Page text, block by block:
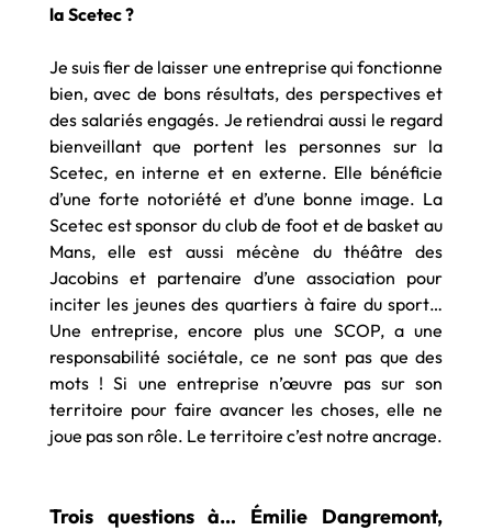
la Scetec ?
Je suis fier de laisser une entreprise qui fonctionne
bien, avec de bons résultats, des perspectives et
des salariés engagés. Je retiendrai aussi le regard
bienveillant que portent les personnes sur la
Scetec, en interne et en externe. Elle bénéficie
d’une forte notoriété et d’une bonne image. La
Scetec est sponsor du club de foot et de basket au
Mans, elle est aussi mécène du théâtre des
Jacobins et partenaire d’une association pour
inciter les jeunes des quartiers à faire du sport…
Une entreprise, encore plus une SCOP, a une
responsabilité sociétale, ce ne sont pas que des
mots ! Si une entreprise n’œuvre pas sur son
territoire pour faire avancer les choses, elle ne
joue pas son rôle. Le territoire c’est notre ancrage.
Trois questions à… Émilie Dangremont,